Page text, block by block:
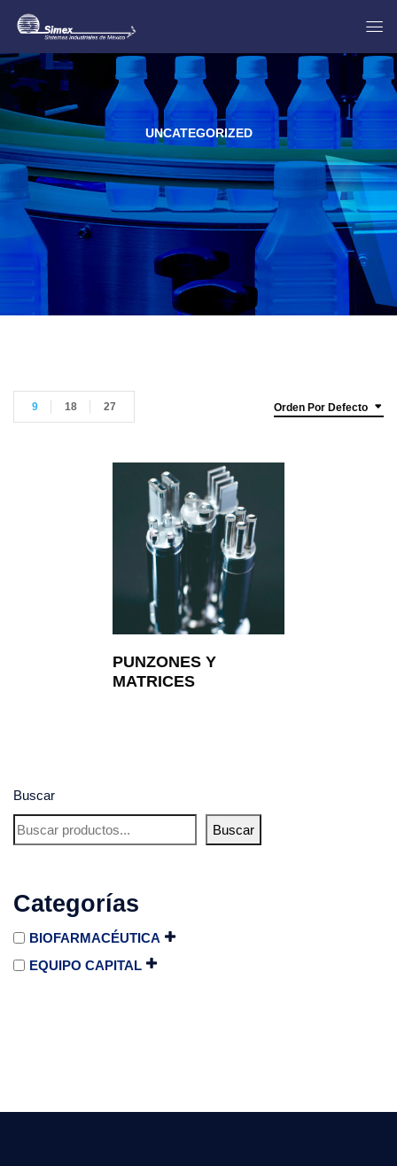
UNCATEGORIZED
Buscar
Buscar
Categorías
BIOFARMACÉUTICA
EQUIPO CAPITAL
Orden Por Defecto
9 18 27
PUNZONES Y
MATRICES